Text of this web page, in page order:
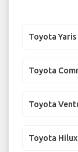
Toyota Yaris
Toyota
Toyota
Toyota